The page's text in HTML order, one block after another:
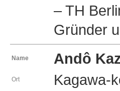
– TH
Gründer
Name Andô
Ort Kagawa-